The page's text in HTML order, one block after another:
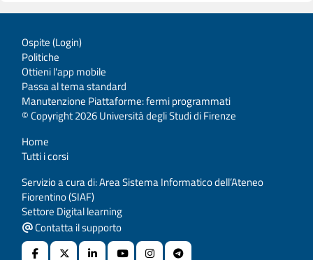
Ospite (Login)
Politiche
Ottieni l'app mobile
Passa al tema standard
Manutenzione Piattaforme: fermi programmati
© Copyright 2026 Università degli Studi di Firenze
Home
Tutti i corsi
Servizio a cura di: Area Sistema Informatico dell’Ateneo
Fiorentino (SIAF)
Settore Digital learning
Contatta il supporto